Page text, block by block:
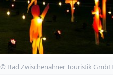
© Bad Zwischenahner Touristik GmbH